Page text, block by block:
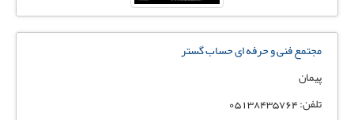
مجتمع فنی و حرفه ای حساب گستر
پیمان
تلفن: 05138435764